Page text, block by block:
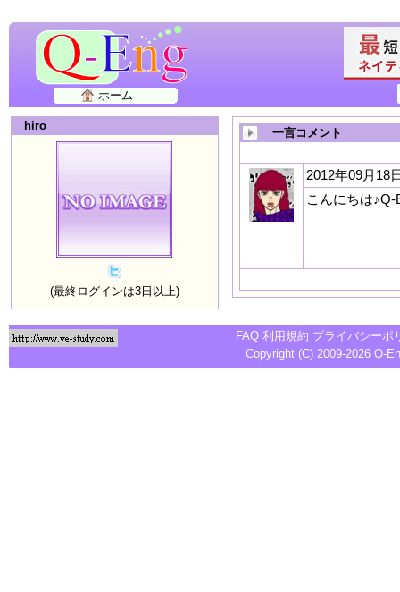
ホーム
hiro
(最終ログインは3日以上)
一言コメント
2012年09月18
こんにちは
FAQ 利用規約 プライバシーポ
Copyright (C) 2009-2026 Q-